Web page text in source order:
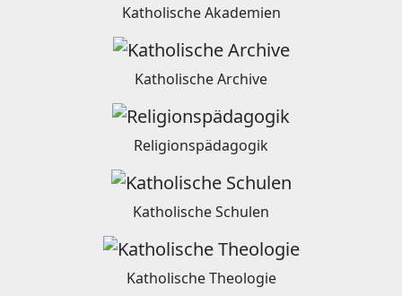
Katholische Akademien
Katholische Archive
Religionspädagogik
Katholische Schulen
Katholische Theologie